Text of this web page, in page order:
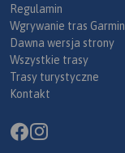
Regulamin
Wgrywanie tras Garmin
Dawna wersja strony
Wszystkie trasy
Trasy turystyczne
Kontakt